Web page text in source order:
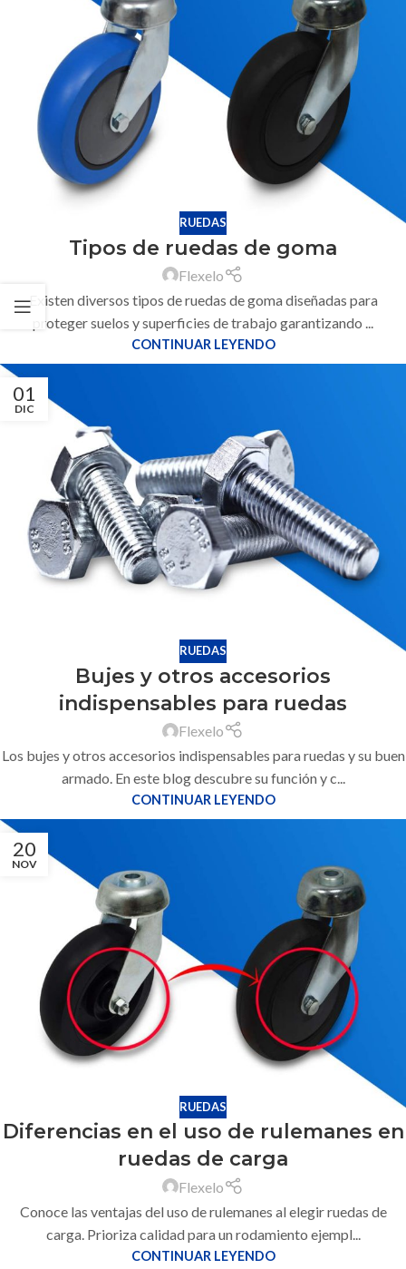
RUEDAS
Tipos de ruedas de goma
Flexelo
Existen diversos tipos de ruedas de goma diseñadas para
proteger suelos y superficies de trabajo garantizando ...
CONTINUAR LEYENDO
01
DIC
RUEDAS
Bujes y otros accesorios
indispensables para ruedas
Flexelo
Los bujes y otros accesorios indispensables para ruedas y su buen
armado. En este blog descubre su función y c...
CONTINUAR LEYENDO
20
NOV
RUEDAS
Diferencias en el uso de rulemanes en
ruedas de carga
Flexelo
Conoce las ventajas del uso de rulemanes al elegir ruedas de
carga. Prioriza calidad para un rodamiento ejempl...
CONTINUAR LEYENDO